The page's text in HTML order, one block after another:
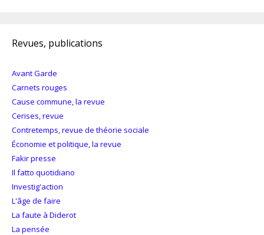
Revues, publications
Avant Garde
Carnets rouges
Cause commune, la revue
Cerises, revue
Contretemps, revue de théorie sociale
Économie et politique, la revue
Fakir presse
Il fatto quotidiano
Investig'action
L'âge de faire
La faute à Diderot
La pensée